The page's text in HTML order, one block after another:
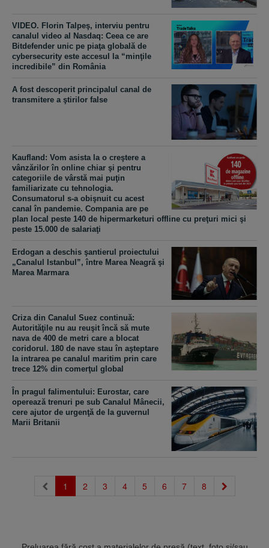
VIDEO. Florin Talpeş, interviu pentru
canalul video al Nasdaq: Ceea ce are
Bitdefender unic pe piaţa globală de
cybersecurity este accesul la “minţile
incredibile” din România
A fost descoperit principalul canal de
transmitere a ştirilor false
Kaufland: Vom asista la o creştere a
vânzărilor în online chiar şi pentru
categoriile de vârstă mai puţin
familiarizate cu tehnologia.
Consumatorul s-a obişnuit cu acest
canal în pandemie. Compania are pe
plan local peste 140 de hipermarketuri offline cu preţuri mici şi
peste 15.000 de salariaţi
Erdogan a deschis şantierul proiectului
„Canalul Istanbul”, între Marea Neagră şi
Marea Marmara
Criza din Canalul Suez continuă:
Autorităţile nu au reuşit încă să mute
nava de 400 de metri care a blocat
coridorul. 180 de nave stau în aşteptare
la intrarea pe canalul maritim prin care
trece 12% din comerţul global
În pragul falimentului: Eurostar, care
operează trenuri pe sub Canalul Mânecii,
cere ajutor de urgenţă de la guvernul
Marii Britanii
1 (current)
2 3 4 5 6 7 8